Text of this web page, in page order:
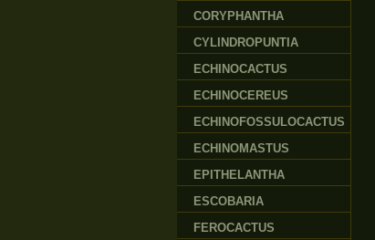
CORYPHANTHA
CYLINDROPUNTIA
ECHINOCACTUS
ECHINOCEREUS
ECHINOFOSSULOCACTUS
ECHINOMASTUS
EPITHELANTHA
ESCOBARIA
FEROCACTUS